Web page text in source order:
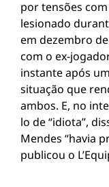
por tensões
lesionado
em dezembro
com o ex-
instante após
situação que
ambos. E, no
lo de “idiota”,
Mendes “havia
publicou o